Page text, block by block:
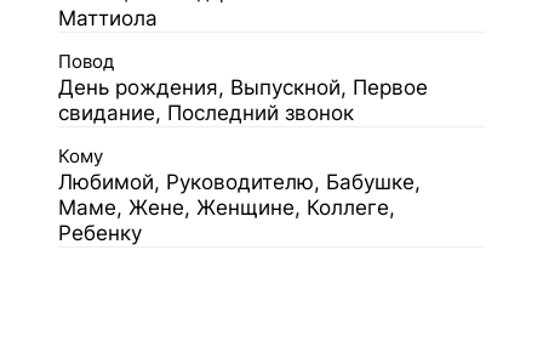
Маттиола
Повод
День рождения, Выпускной, Первое
свидание, Последний звонок
Кому
Любимой, Руководителю, Бабушке,
Маме, Жене, Женщине, Коллеге,
Ребенку